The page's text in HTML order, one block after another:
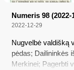
Numeris 98
2022-12-29
Nugvelbė valdišką
pėdas; Dailininkės
Merkinei; Pagerbti